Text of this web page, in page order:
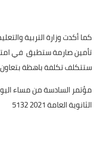
كما أكدت وزارة التربية
تأمين صارمة ستطبق في
ستتكلف تكلفة باهظة بتعاون
مؤتمر السادسة من مساء اليوم
الثانوية العامة 2021 5132